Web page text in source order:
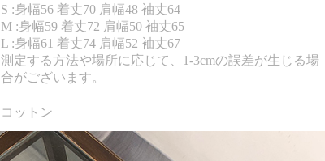
S :身幅56 着丈70 肩幅48 袖丈64
M :身幅59 着丈72 肩幅50 袖丈65
L :身幅61 着丈74 肩幅52 袖丈67
測定する方法や場所に応じて、1-3cmの誤差が生じる場
合がございます。
コットン